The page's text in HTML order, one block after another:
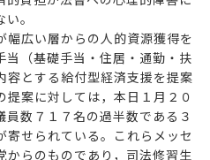
。
幅広い層からの人的資源獲得を
当（基礎手当・住居・通勤・扶
容とする給付型経済支援を提案
提案に対しては，本日１月２０
数７１７名の過半数である３
寄せられている。これらメッセ
らのものであり，司法修習生